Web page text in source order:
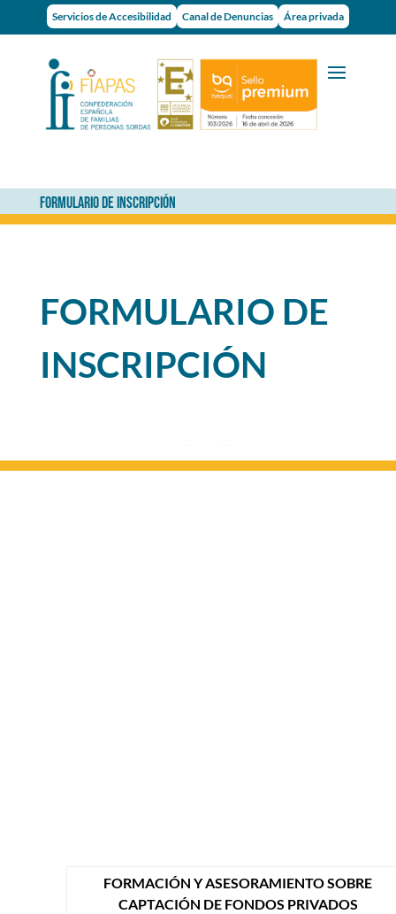
Servicios de Accesibilidad Canal de Denuncias Área privada
FORMULARIO DE INSCRIPCIÓN
FORMULARIO DE
INSCRIPCIÓN
FORMACIÓN Y ASESORAMIENTO SOBRE
CAPTACIÓN DE FONDOS PRIVADOS